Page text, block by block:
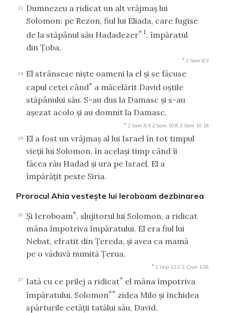
23
Dumnezeu a ridicat un alt vrăjmaş lui
Solomon: pe Rezon, fiul lui Eliada, care fugise
de la stăpânul său Hadadezer* 1, împăratul
din Ţoba.
* 2 Sam 8:3
24
El strânsese nişte oameni la el şi se făcuse
capul cetei când* a măcelărit David oştile
stăpânului său. S-au dus la Damasc şi s-au
aşezat acolo şi au domnit la Damasc.
* 2 Sam 8:3 2 Sam 10:8 2 Sam 10:18
25
El a fost un vrăjmaş al lui Israel în tot timpul
vieţii lui Solomon, în acelaşi timp când îi
făcea rău Hadad şi ura pe Israel. El a
împărăţit peste Siria.
Prorocul Ahia vesteşte lui Ieroboam dezbinarea
26 Şi Ieroboam*, slujitorul lui Solomon, a ridicat
mâna împotriva împăratului. El era fiul lui
Nebat, efratit din Ţereda, şi avea ca mamă
pe o văduvă numită Ţerua.
* 1 Imp 12:2 2 Cron 13:6
27 Iată cu ce prilej a ridicat* el mâna împotriva
împăratului. Solomon** zidea Milo şi închidea
spărturile cetăţii tatălui său, David.